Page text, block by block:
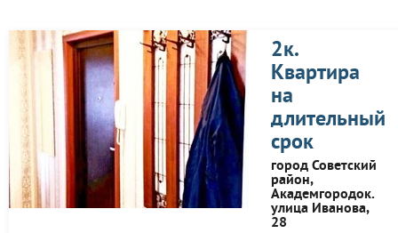
мебель, вся бытовая
техника, постельное
белье, посуда
2к.
Квартира
на
длительный
срок
город Советский
район,
Академгородок.
улица Иванова,
28